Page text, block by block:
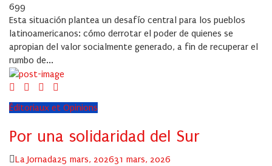
699
Esta situación plantea un desafío central para los pueblos
latinoamericanos: cómo derrotar el poder de quienes se
apropian del valor socialmente generado, a fin de recuperar el
rumbo de...
Éditoriaux et Opinions
Por una solidaridad del Sur
Author
La JornadaPosted
25 mars, 202631 mars, 2026